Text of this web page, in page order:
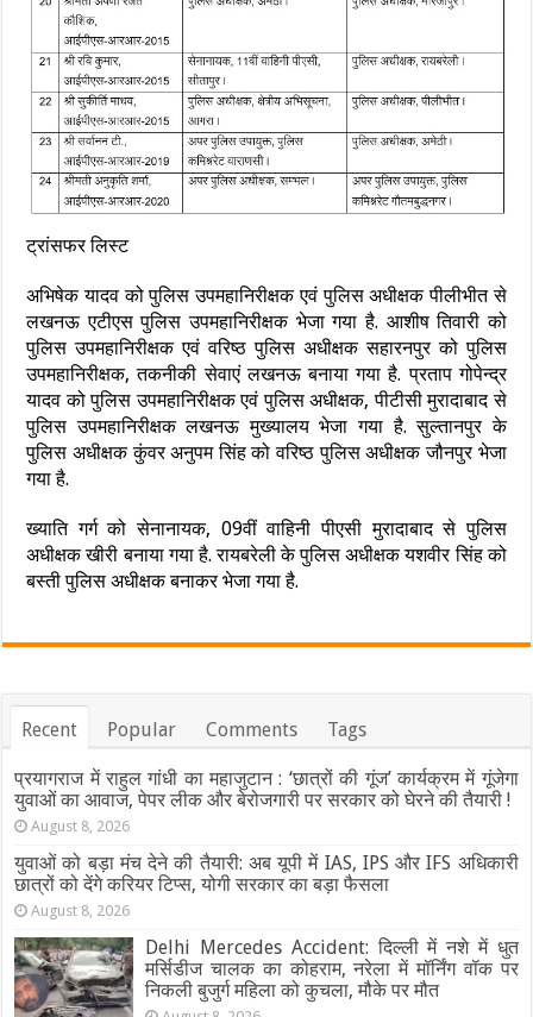
ट्रांसफर लिस्ट
अभिषेक यादव को पुलिस उपमहानिरीक्षक एवं पुलिस अधीक्षक पीलीभीत से
लखनऊ एटीएस पुलिस उपमहानिरीक्षक भेजा गया है. आशीष तिवारी को
पुलिस उपमहानिरीक्षक एवं वरिष्ठ पुलिस अधीक्षक सहारनपुर को पुलिस
उपमहानिरीक्षक, तकनीकी सेवाएं लखनऊ बनाया गया है. प्रताप गोपेन्द्र
यादव को पुलिस उपमहानिरीक्षक एवं पुलिस अधीक्षक, पीटीसी मुरादाबाद से
पुलिस उपमहानिरीक्षक लखनऊ मुख्यालय भेजा गया है. सुल्तानपुर के
पुलिस अधीक्षक कुंवर अनुपम सिंह को वरिष्ठ पुलिस अधीक्षक जौनपुर भेजा
गया है.
ख्याति गर्ग को सेनानायक, 09वीं वाहिनी पीएसी मुरादाबाद से पुलिस
अधीक्षक खीरी बनाया गया है. रायबरेली के पुलिस अधीक्षक यशवीर सिंह को
बस्ती पुलिस अधीक्षक बनाकर भेजा गया है.
Recent Popular Comments Tags
प्रयागराज में राहुल गांधी का महाजुटान : ‘छात्रों की गूंज’ कार्यक्रम में गूंजेगा
युवाओं का आवाज, पेपर लीक और बेरोजगारी पर सरकार को घेरने की तैयारी !
August 8, 2026
युवाओं को बड़ा मंच देने की तैयारी: अब यूपी में IAS, IPS और IFS अधिकारी
छात्रों को देंगे करियर टिप्स, योगी सरकार का बड़ा फैसला
August 8, 2026
Delhi Mercedes Accident: दिल्ली में नशे में धुत
मर्सिडीज चालक का कोहराम, नरेला में मॉर्निंग वॉक पर
निकली बुजुर्ग महिला को कुचला, मौके पर मौत